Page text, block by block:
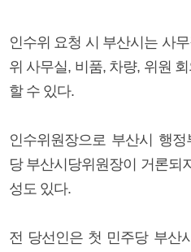
인수위 요청 시 부산시는 사
위 사무실, 비품, 차량, 위원
할 수 있다.
인수위원장으로 부산시 행
당 부산시당위원장이 거론되
성도 있다.
전 당선인은 첫 민주당 부산